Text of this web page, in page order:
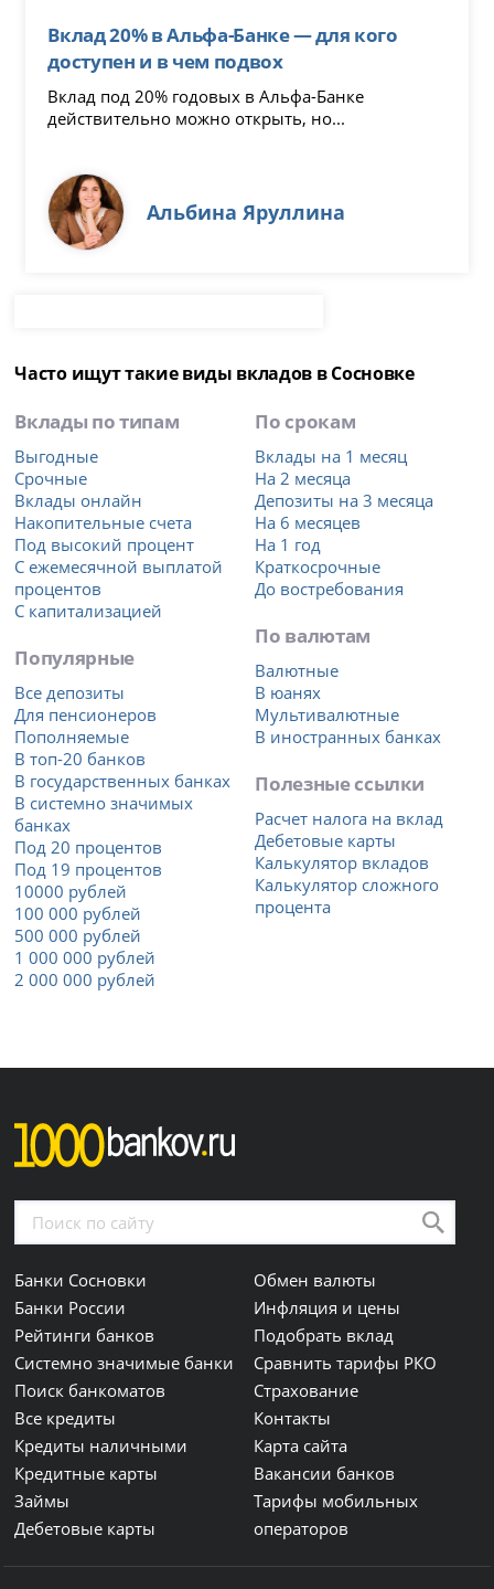
Вклад 20% в Альфа-Банке — для кого
доступен и в чем подвох
Вклад под 20% годовых в Альфа-Банке
действительно можно открыть, но...
Альбина Яруллина
Часто ищут такие виды вкладов в Сосновке
Вклады по типам
Выгодные
Срочные
Вклады онлайн
Накопительные счета
Под высокий процент
С ежемесячной выплатой
процентов
С капитализацией
Популярные
Все депозиты
Для пенсионеров
Пополняемые
В топ-20 банков
В государственных банках
В системно значимых
банках
Под 20 процентов
Под 19 процентов
10000 рублей
100 000 рублей
500 000 рублей
1 000 000 рублей
2 000 000 рублей
По срокам
Вклады на 1 месяц
На 2 месяца
Депозиты на 3 месяца
На 6 месяцев
На 1 год
Краткосрочные
До востребования
По валютам
Валютные
В юанях
Мультивалютные
В иностранных банках
Полезные ссылки
Расчет налога на вклад
Дебетовые карты
Калькулятор вкладов
Калькулятор сложного
процента
Банки Сосновки
Банки России
Рейтинги банков
Системно значимые банки
Поиск банкоматов
Все кредиты
Кредиты наличными
Кредитные карты
Займы
Дебетовые карты
Обмен валюты
Инфляция и цены
Подобрать вклад
Сравнить тарифы РКО
Страхование
Контакты
Карта сайта
Вакансии банков
Тарифы мобильных
операторов